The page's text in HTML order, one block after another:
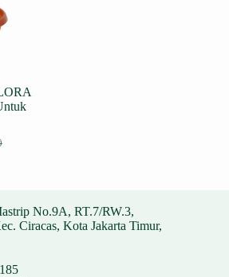
No.9A, RT.7/RW.3,
Ciracas, Kota Jakarta Timur,